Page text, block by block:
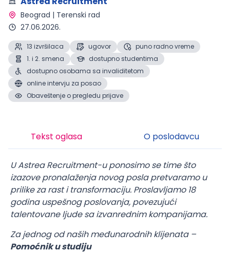
Beograd | Terenski rad
27.06.2026.
13 izvršilaca ugovor
puno radno vreme
1. i 2. smena
dostupno studentima
dostupno osobama sa invaliditetom
online intervju za posao
Obaveštenje o pregledu prijave
Tekst oglasa O poslodavcu
U Astrea Recruitment-u ponosimo se time što
izazove pronalaženja novog posla pretvaramo u
prilike za rast i transformaciju. Proslavljamo 18
godina uspešnog poslovanja, povezujući
talentovane ljude sa izvanrednim kompanijama.
Za jednog od naših međunarodnih klijenata –
Pomoćnik u studiju